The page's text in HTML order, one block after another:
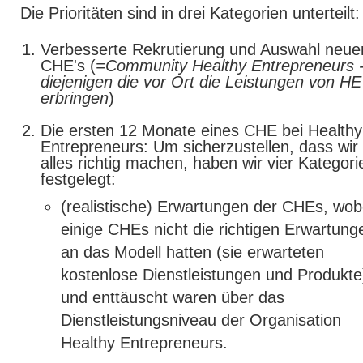
Die Prioritäten sind in drei Kategorien unterteilt:
Verbesserte Rekrutierung und Auswahl
CHE's (=Community Healthy Entrepreneurs
diejenigen die vor Ort die Leistungen von HE
erbringen)
Die ersten 12 Monate eines CHE bei Healthy
Entrepreneurs: Um sicherzustellen, dass wir
alles richtig machen, haben wir vier
festgelegt:
(realistische) Erwartungen der CHEs,
einige CHEs nicht die richtigen
an das Modell hatten (sie erwarteten
kostenlose Dienstleistungen und
und enttäuscht waren über das
Dienstleistungsniveau der Organisation
Healthy Entrepreneurs.